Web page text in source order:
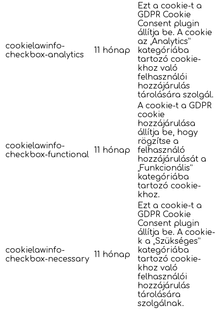
cookielawinfo-
checkbox-analytics
11 hónap
Ezt a cookie-t a
GDPR Cookie
Consent plugin
állítja be. A cookie
az „Analytics”
kategóriába
tartozó cookie-
khoz való
felhasználói
hozzájárulás
tárolására szolgál.
cookielawinfo-
checkbox-functional
11 hónap
A cookie-t a GDPR
cookie
hozzájárulása
állítja be, hogy
rögzítse a
felhasználó
hozzájárulását a
„Funkcionális”
kategóriába
tartozó cookie-
khoz.
cookielawinfo-
checkbox-necessary 11 hónap
Ezt a cookie-t a
GDPR Cookie
Consent plugin
állítja be. A cookie-
k a „Szükséges”
kategóriába
tartozó cookie-
khoz való
felhasználói
hozzájárulás
tárolására
szolgálnak.